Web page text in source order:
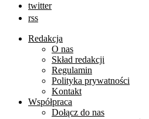
twitter
rss
Redakcja
O nas
Skład redakcji
Regulamin
Polityka prywatności
Kontakt
Współpraca
Dołącz do nas